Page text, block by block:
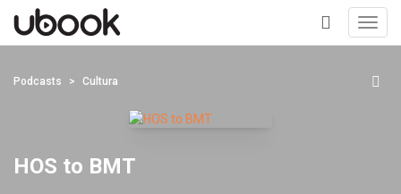
+
Podcasts Cultura
HOS to BMT